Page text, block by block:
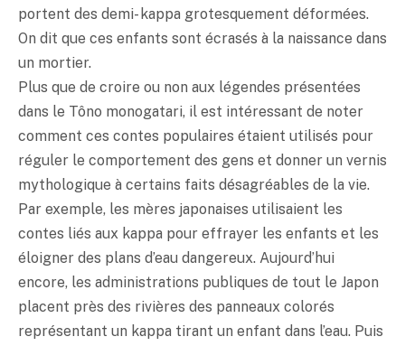
portent des demi- kappa grotesquement déformées.
On dit que ces enfants sont écrasés à la naissance dans
un mortier.
Plus que de croire ou non aux légendes présentées
dans le Tôno monogatari, il est intéressant de noter
comment ces contes populaires étaient utilisés pour
réguler le comportement des gens et donner un vernis
mythologique à certains faits désagréables de la vie.
Par exemple, les mères japonaises utilisaient les
contes liés aux kappa pour effrayer les enfants et les
éloigner des plans d’eau dangereux. Aujourd’hui
encore, les administrations publiques de tout le Japon
placent près des rivières des panneaux colorés
représentant un kappa tirant un enfant dans l’eau. Puis